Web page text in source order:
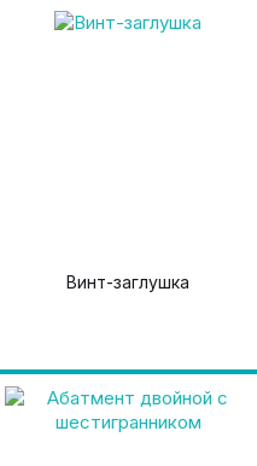
Винт-заглушка